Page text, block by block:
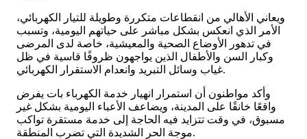
ويعاني الأهالي من انقطاعات متكررة وطويلة للتيار الكهربائي،
الأمر الذي انعكس بشكل مباشر على حياتهم اليومية، وتسبب
في تدهور الأوضاع الصحية والمعيشية، خاصة لدى المرضى
وكبار السن والأطفال الذين يواجهون ظروفًا قاسية في ظل
غياب وسائل التبريد وانعدام الاستقرار الكهربائي.
وأكد مواطنون أن استمرار انهيار خدمة الكهرباء بات يفرض
واقعًا خانقًا على المدينة، ويضاعف الأعباء اليومية بشكل غير
مسبوق، في وقت تتزايد فيه الحاجة إلى خدمة مستقرة تواكب
موجة الحر الشديدة التي تضرب المنطقة.